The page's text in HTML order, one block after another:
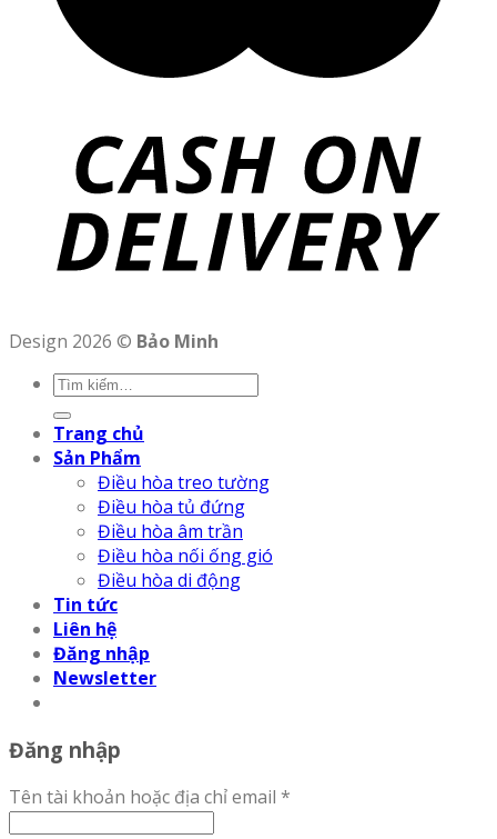
Design 2026 © Bảo Minh
Trang chủ
Sản Phẩm
Điều hòa treo tường
Điều hòa tủ đứng
Điều hòa âm trần
Điều hòa nối ống gió
Điều hòa di động
Tin tức
Liên hệ
Đăng nhập
Newsletter
Đăng nhập
Tên tài khoản hoặc địa chỉ email *